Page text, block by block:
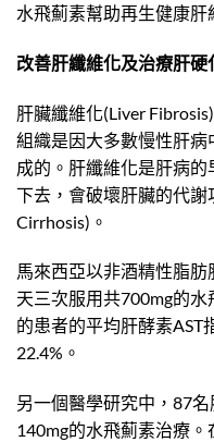
水飛薊素幫助再生健康肝
改善肝纖維化及治療肝硬
肝臟纖維化(Liver
組織是因大多數慢性肝
成的。肝纖維化是肝病
下去，會破壞肝臟的代
Cirrhosis)。
馬來西亞以非酒精性脂
天三次服用共700mg的
的患者的平均肝酵素AST
22.4%。
另一個醫學研究中，87
140mg的水飛薊素治療